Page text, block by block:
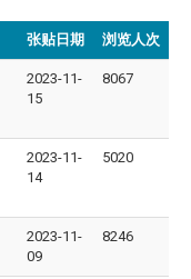
张贴日期 浏览人次
2023-11-
15
8067
2023-11-
14
5020
2023-11-
09
8246